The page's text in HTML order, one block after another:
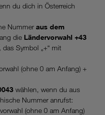
du dich in Österreich
Nummeraus dem
die Ländervorwahl +43
Symbol „+“ mit
(ohne 0 am Anfang) +
wählen, wenn du aus
Nummer anrufst:
(ohne 0 am Anfang)